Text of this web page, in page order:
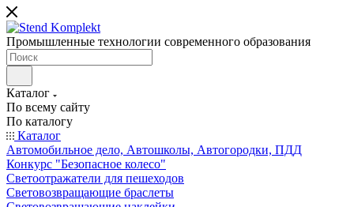
Промышленные технологии современного образования
Каталог
По всему сайту
По каталогу
Каталог
Автомобильное дело, Автошколы, Автогородки, ПДД
Конкурс "Безопасное колесо"
Светоотражатели для пешеходов
Световозвращающие браслеты